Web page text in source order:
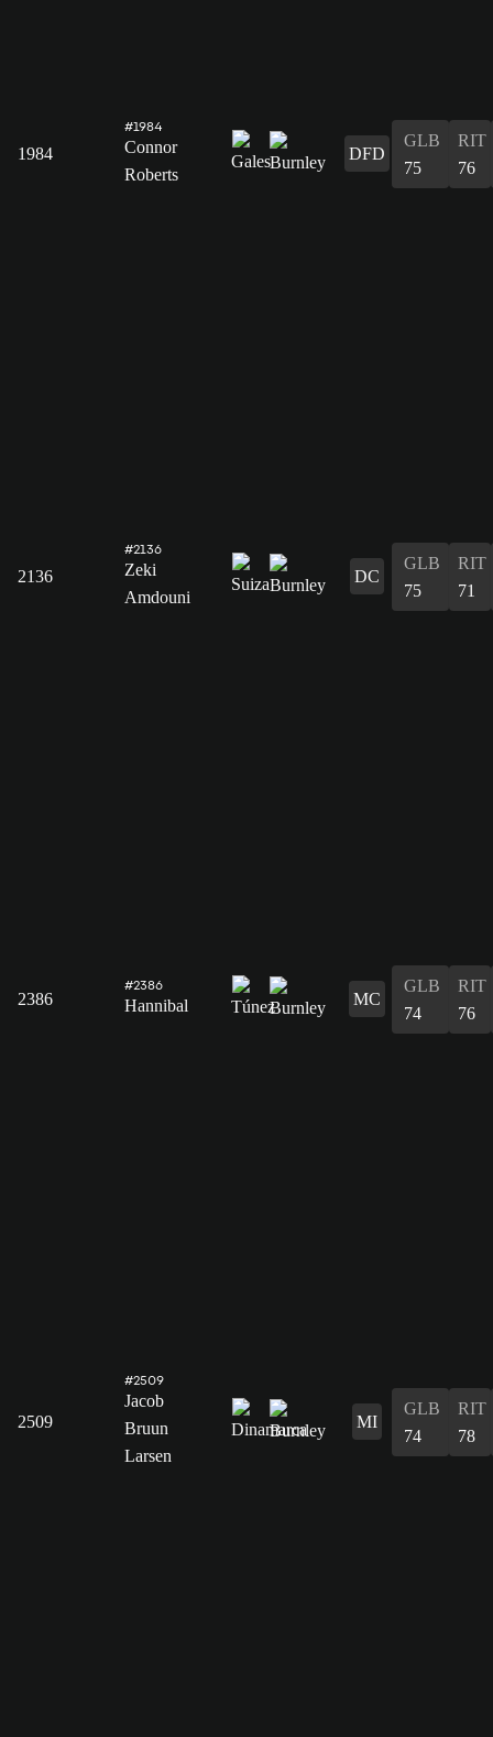
1984
#1984
Connor
Roberts
DFD
GLB
75
RIT
76
2136
#2136
Zeki
Amdouni
DC
GLB
75
RIT
71
2386
#2386
Hannibal MC
GLB
74
RIT
76
2509
#2509
Jacob
Bruun
Larsen
MI
GLB
74
RIT
78